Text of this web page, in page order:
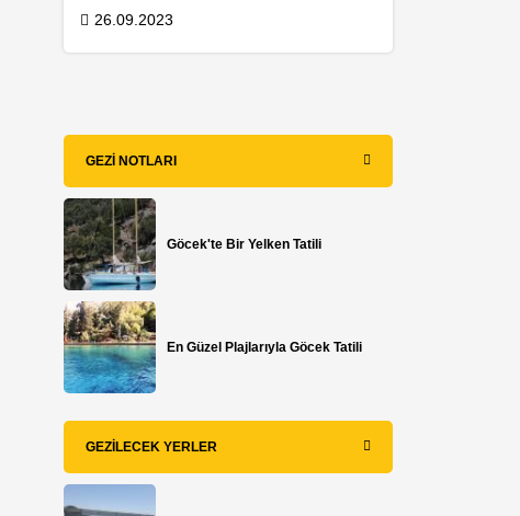
26.09.2023
GEZI NOTLARI
Göcek'te Bir Yelken Tatili
En Güzel Plajlarıyla Göcek Tatili
GEZILECEK YERLER